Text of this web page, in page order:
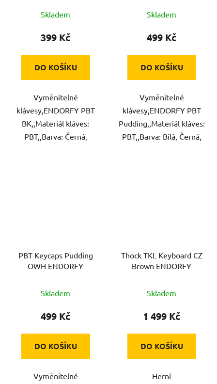
Skladem
399 Kč
DO KOŠÍKU
Vyměnitelné
klávesy,ENDORFY PBT
BK,,Materiál kláves:
PBT,,Barva: Černá,
Skladem
499 Kč
DO KOŠÍKU
Vyměnitelné
klávesy,ENDORFY PBT
Pudding,,Materiál kláves:
PBT,,Barva: Bílá, Černá,
PBT Keycaps Pudding
OWH ENDORFY
Skladem
499 Kč
DO KOŠÍKU
Vyměnitelné
Thock TKL Keyboard CZ
Brown ENDORFY
Skladem
1 499 Kč
DO KOŠÍKU
Herní